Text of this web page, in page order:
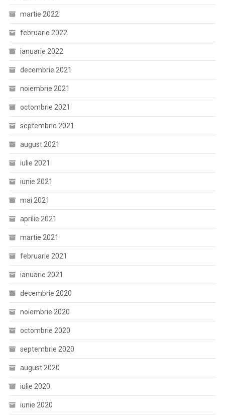
martie 2022
februarie 2022
ianuarie 2022
decembrie 2021
noiembrie 2021
octombrie 2021
septembrie 2021
august 2021
iulie 2021
iunie 2021
mai 2021
aprilie 2021
martie 2021
februarie 2021
ianuarie 2021
decembrie 2020
noiembrie 2020
octombrie 2020
septembrie 2020
august 2020
iulie 2020
iunie 2020